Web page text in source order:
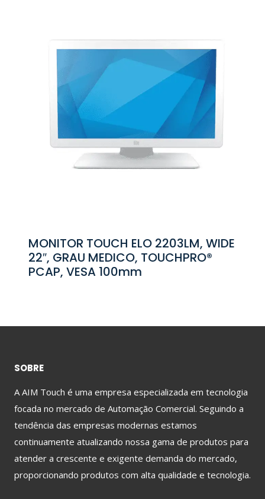
MONITOR TOUCH ELO 2203LM, WIDE
22″, GRAU MEDICO, TOUCHPRO®
PCAP, VESA 100mm
SOBRE
A AIM Touch é uma empresa especializada em tecnologia
focada no mercado de Automação Comercial. Seguindo a
tendência das empresas modernas estamos
continuamente atualizando nossa gama de produtos para
atender a crescente e exigente demanda do mercado,
proporcionando produtos com alta qualidade e tecnologia.